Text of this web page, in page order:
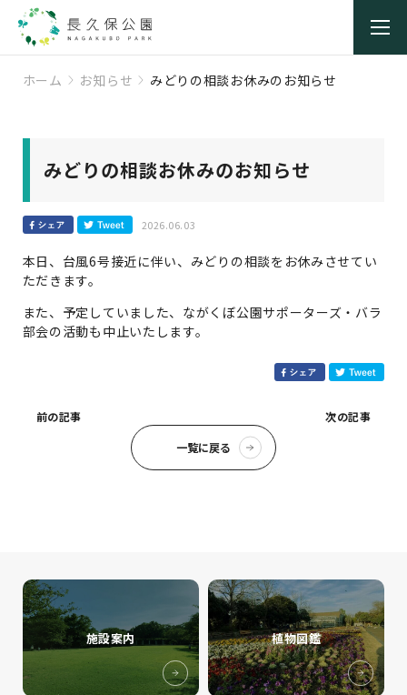
ホーム お知らせ みどりの相談お休みのお知らせ
みどりの相談お休みのお知らせ
2026.06.03
本日、台風6号接近に伴い、みどりの相談をお休みさせてい
ただきます。
また、予定していました、ながくぼ公園サポーターズ・バラ
部会の活動も中止いたします。
前の記事
一覧に戻る
次の記事
施設案内 植物図鑑